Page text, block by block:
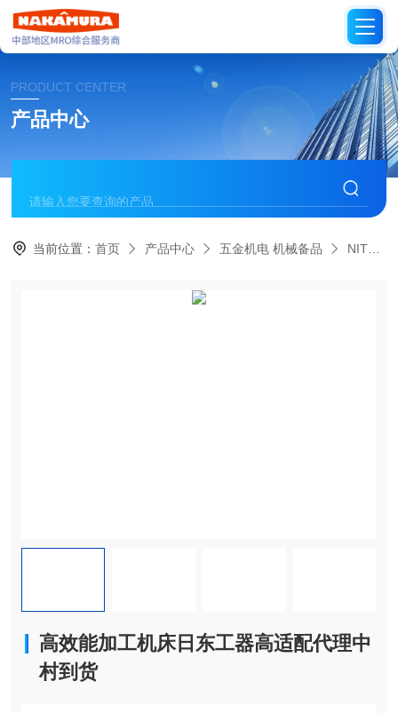
PRODUCT CENTER
产品中心
当前位置：首页 产品中心 五金机电 机械备品 NITTO日本日东工器
高效能加工机床日东工器高适配代理中
村到货